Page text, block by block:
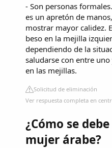
- Son personas
es un apretón de
mostrar mayor calidez.
beso en la mejilla
dependiendo de la
saludarse con entre
en las mejillas.
Solicitud de eliminación
Ver respuesta completa en
¿Cómo se
mujer árabe?